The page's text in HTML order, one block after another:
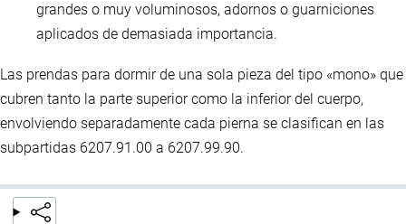
grandes o muy voluminosos, adornos o guarniciones
aplicados de demasiada importancia.
Las prendas para dormir de una sola pieza del tipo «mono» que
cubren tanto la parte superior como la inferior del cuerpo,
envolviendo separadamente cada pierna se clasifican en las
subpartidas 6207.91.00 a 6207.99.90.